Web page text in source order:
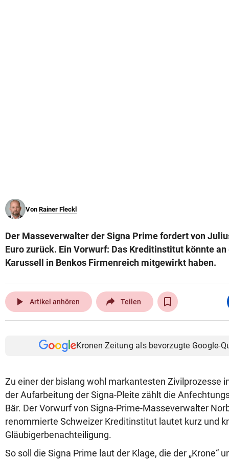
Von Rainer Fleckl
Der Masseverwalter der Signa Prime fordert von
Euro zurück. Ein Vorwurf: Das Kreditinstitut könnte
Karussell in Benkos Firmenreich mitgewirkt haben.
play_arrow Artikel anhören Teilen
Kronen Zeitung als bevorzugte Google-
Zu einer der bislang wohl markantesten Zivilprozesse
der Aufarbeitung der Signa-Pleite zählt die
Bär. Der Vorwurf von Signa-Prime-Masseverwalter
renommierte Schweizer Kreditinstitut lautet kurz und
Gläubigerbenachteiligung.
So soll die Signa Prime laut der Klage, die der „Krone“